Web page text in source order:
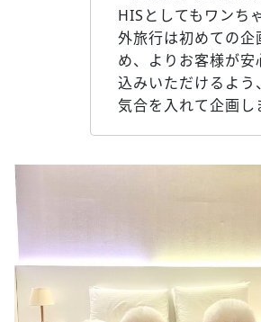
HISとしてもワンち
外旅行は初めての企
め、よりお客様が安
込みいただけるよう
気合を入れて企画し